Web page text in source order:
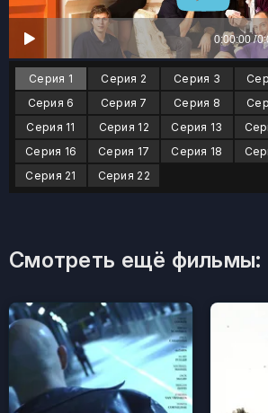
Серия 1 Серия 2 Серия 3
Серия 6
Серия 7 Серия 8
Серия 11
Серия 12 Серия 13
Серия 16
Серия 17 Серия 18
Серия 21
Серия 22
Смотреть ещё фильмы: